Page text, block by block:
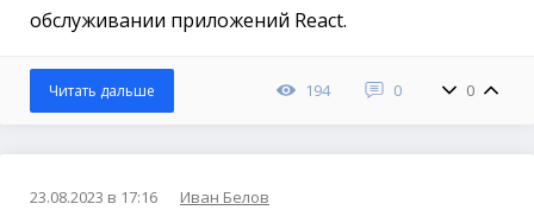
обслуживании приложений React.
194 0 0
Читать дальше
23.08.2023 в 17:16 Иван Белов